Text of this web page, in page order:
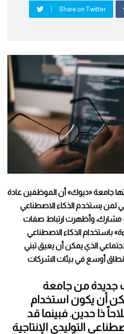
Share on Twitter
جامعة «ديوك» أن الموظفين عادة
يستخدم الذكاء الاصطناعي
شملت الدراسة 4,400 مشارك، وأظهرت ارتباط صفات
باستخدام الذكاء الاصطناعي
الذي يمكن أن يعيق تبني
نطاق أوسع في بيئات الشركات
جديدة من جامعة
أن يكون استخدام
ذا حدين. فبينما قد
التوليدي الإنتاجية